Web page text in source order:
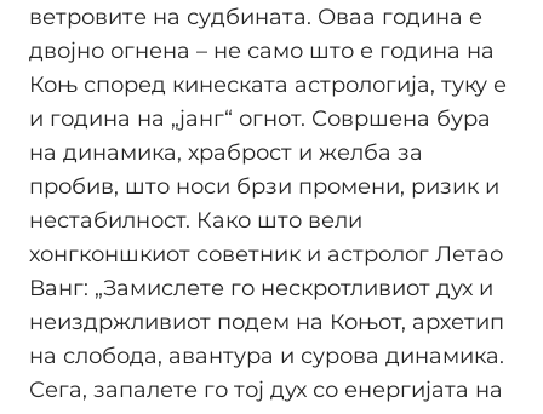
ветровите на судбината. Оваа година е
двојно огнена – не само што е година на
Коњ според кинеската астрологија, туку е
и година на „јанг“ огнот. Совршена бура
на динамика, храброст и желба за
пробив, што носи брзи промени, ризик и
нестабилност. Како што вели
хонгконшкиот советник и астролог Летао
Ванг: „Замислете го нескротливиот дух и
неиздржливиот подем на Коњот, архетип
на слобода, авантура и сурова динамика.
Сега, запалете го тој дух со енергијата на